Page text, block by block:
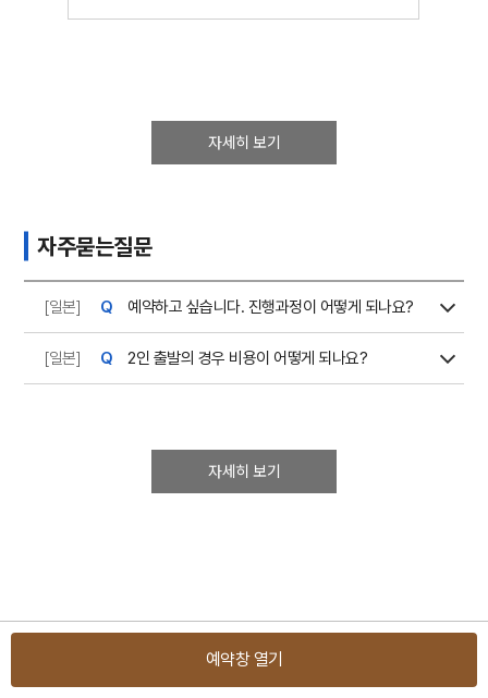
자세히 보기
자주묻는질문
[일본] 예약하고 싶습니다. 진행과정이 어떻게 되나요?
[일본] 2인 출발의 경우 비용이 어떻게 되나요?
자세히 보기
예약창 열기